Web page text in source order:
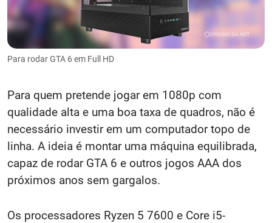
Para rodar GTA 6 em Full HD
Para quem pretende jogar em 1080p com
qualidade alta e uma boa taxa de quadros, não é
necessário investir em um computador topo de
linha. A ideia é montar uma máquina equilibrada,
capaz de rodar GTA 6 e outros jogos AAA dos
próximos anos sem gargalos.
Os processadores Ryzen 5 7600 e Core i5-